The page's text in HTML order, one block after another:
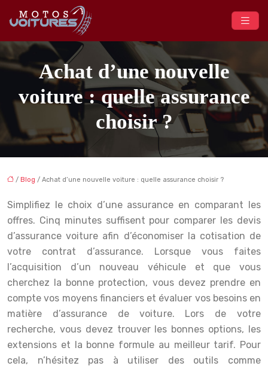
Achat d’une nouvelle
voiture : quelle assurance
choisir ?
/ Blog / Achat d’une nouvelle voiture : quelle assurance choisir ?
Simplifiez le choix d’une assurance en comparant les
offres. Cinq minutes suffisent pour comparer les devis
d’assurance voiture afin d’économiser la cotisation de
votre contrat d’assurance. Lorsque vous faites
l’acquisition d’un nouveau véhicule et que vous
cherchez la bonne protection, vous devez prendre en
compte vos moyens financiers et évaluer vos besoins en
matière d’assurance de voiture. Lors de votre
recherche, vous devez trouver les bonnes options, les
extensions et la bonne formule au meilleur tarif. Pour
cela, n’hésitez pas à utiliser des outils comme